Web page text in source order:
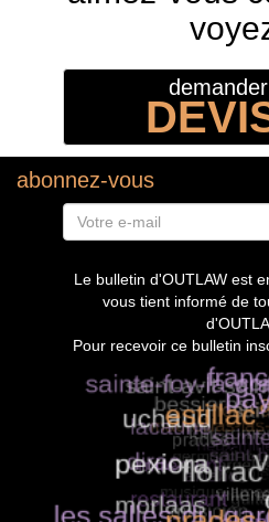
abonnez-vous
Le bulletin d'OUTLAW est
vous tient informé de
Pour recevoir ce bulletin